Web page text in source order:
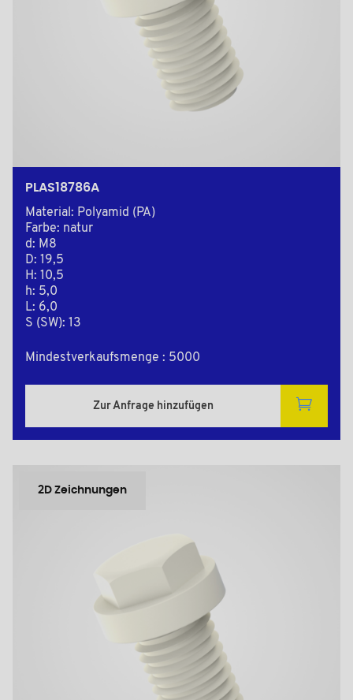
PLAS18786A
Material: Polyamid (PA)
Farbe: natur
d: M8
D: 19,5
H: 10,5
h: 5,0
L: 6,0
S (SW): 13
Mindestverkaufsmenge : 5000
Zur Anfrage hinzufügen
2D Zeichnungen